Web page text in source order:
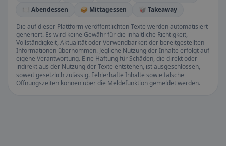
🍽️ Abendessen
🥪 Mittagessen
🥡 Takeaway
Die auf dieser Plattform veröffentlichten Texte werden automatisiert
generiert. Es wird keine Gewähr für die inhaltliche Richtigkeit,
Vollständigkeit, Aktualität oder Verwendbarkeit der bereitgestellten
Informationen übernommen. Jegliche Nutzung der Inhalte erfolgt auf
eigene Verantwortung. Eine Haftung für Schäden, die direkt oder
indirekt aus der Nutzung der Texte entstehen, ist ausgeschlossen,
soweit gesetzlich zulässig. Fehlerhafte Inhalte sowie falsche
Öffnungszeiten können über die Meldefunktion gemeldet werden.